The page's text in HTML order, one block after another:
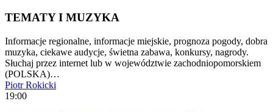
TEMATY I MUZYKA
Informacje regionalne, informacje miejskie, prognoza pogody, dobra
muzyka, ciekawe audycje, świetna zabawa, konkursy, nagrody.
Słuchaj przez internet lub w województwie zachodniopomorskiem
(POLSKA)…
Piotr Rokicki
19:00